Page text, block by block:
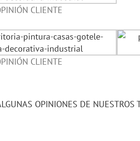
CLIENTE
CLIENTE
OPINIONES DE NUESTROS